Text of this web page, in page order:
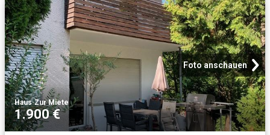
Foto anschauen
Haus·Zur Miete
1.900 €